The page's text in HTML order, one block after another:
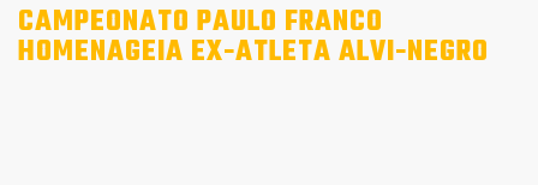
CAMPEONATO PAULO FRANCO
HOMENAGEIA EX-ATLETA ALVI-NEGRO